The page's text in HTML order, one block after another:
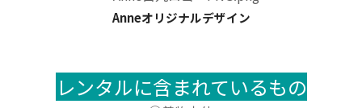
Anneオリジナルデザイン
レンタルに含まれているもの